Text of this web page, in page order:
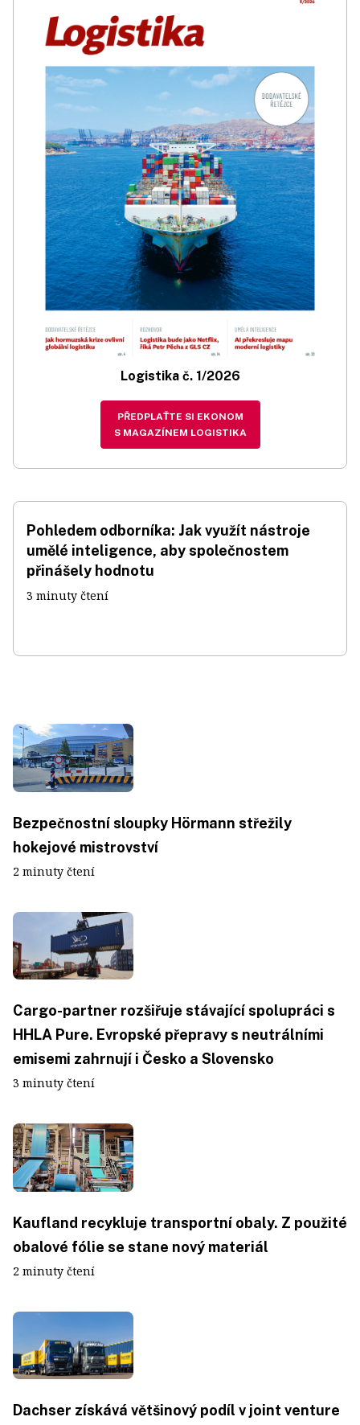
Logistika č. 1/2026
PŘEDPLAŤTE SI EKONOM
S MAGAZÍNEM LOGISTIKA
Pohledem odborníka: Jak využít nástroje
umělé inteligence, aby společnostem
přinášely hodnotu
3 minuty čtení
Bezpečnostní sloupky Hörmann střežily
hokejové mistrovství
2 minuty čtení
Cargo-partner rozšiřuje stávající spolupráci s
HHLA Pure. Evropské přepravy s neutrálními
emisemi zahrnují i Česko a Slovensko
3 minuty čtení
Kaufland recykluje transportní obaly. Z použité
obalové fólie se stane nový materiál
2 minuty čtení
Dachser získává většinový podíl v joint venture